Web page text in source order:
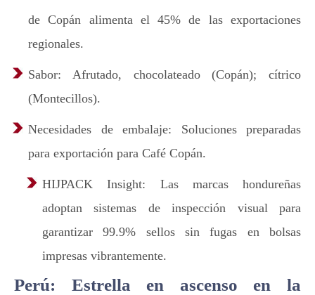
de Copán alimenta el 45% de las exportaciones
regionales.
Sabor: Afrutado, chocolateado (Copán); cítrico
(Montecillos).
Necesidades de embalaje: Soluciones preparadas
para exportación para Café Copán.
HIJPACK Insight: Las marcas hondureñas
adoptan sistemas de inspección visual para
garantizar 99.9% sellos sin fugas en bolsas
impresas vibrantemente.
Perú: Estrella en ascenso en la